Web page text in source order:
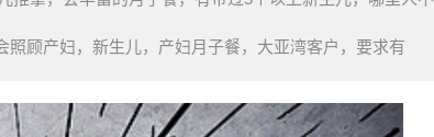
顾产妇，新生儿，产妇月子餐，大亚湾客户，要求有